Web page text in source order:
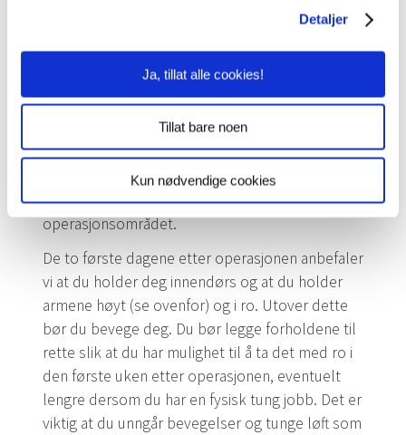
Detaljer
Ja, tillat alle cookies!
Tillat bare noen
Kun nødvendige cookies
Hevelsen vil gradvis reduseres og i løpet av de
tilbake mer normal funksjon. Det er viktig at du
tar hensyn til ubehaget og ikke gjør bevegelser
som øker smertene fra operasjonsområdet. Når
du sitter i ro er det fornuftig å plassere føttene
så høyt som praktisk mulig, gjerne på en stol
med en pute under leggene. Det er også vanlig
med blåmerker i huden i og nær
operasjonsområdet.
De to første dagene etter operasjonen anbefaler
vi at du holder deg innendørs og at du holder
armene høyt (se ovenfor) og i ro. Utover dette
bør du bevege deg. Du bør legge forholdene til
rette slik at du har mulighet til å ta det med ro i
den første uken etter operasjonen, eventuelt
lengre dersom du har en fysisk tung jobb. Det er
viktig at du unngår bevegelser og tunge løft som